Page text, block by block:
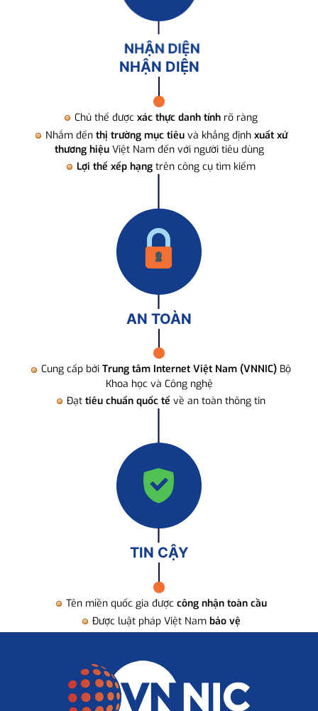
NHẬN DIỆN
Chủ thể được xác thực danh tính rõ ràng
Nhắm đến thị trường mục tiêuvà khẳng định xuất xứ
thương hiệuViệt Nam đến với người tiêu dùng
Lợi thế xếp hạng trên công cụ tìm kiếm
AN TOÀN
Cung cấp bởi Trung tâm Internet Việt Nam (VNNIC) Bộ
Khoa học và Công nghệ
Đạt tiêu chuẩn quốc tế về an toàn thông tin
TIN CẬY
Tên miền quốc gia được công nhận toàn cầu
Được luật pháp Việt Nam bảo vệ